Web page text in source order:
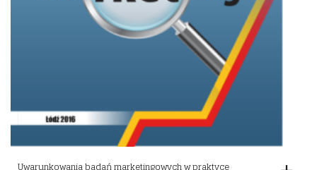
Uwarunkowania badań marketingowych w praktyce